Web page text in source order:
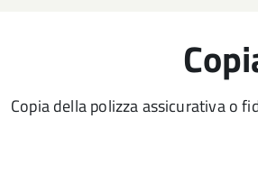
Copia della polizza assicurativa o